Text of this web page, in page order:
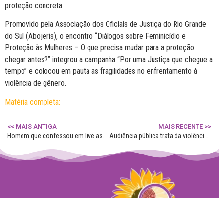
proteção concreta.
Promovido pela Associação dos Oficiais de Justiça do Rio Grande
do Sul (Abojeris), o encontro “Diálogos sobre Feminicídio e
Proteção às Mulheres – O que precisa mudar para a proteção
chegar antes?” integrou a campanha “Por uma Justiça que chegue a
tempo” e colocou em pauta as fragilidades no enfrentamento à
violência de gênero.
Matéria completa:
<< MAIS ANTIGA
Homem que confessou em live assassinato de jovem em Santo Ângelo é encontrado morto em Carazinho
MAIS RECENTE >>
Audiência pública trata da violência psicológica contra as mulheres